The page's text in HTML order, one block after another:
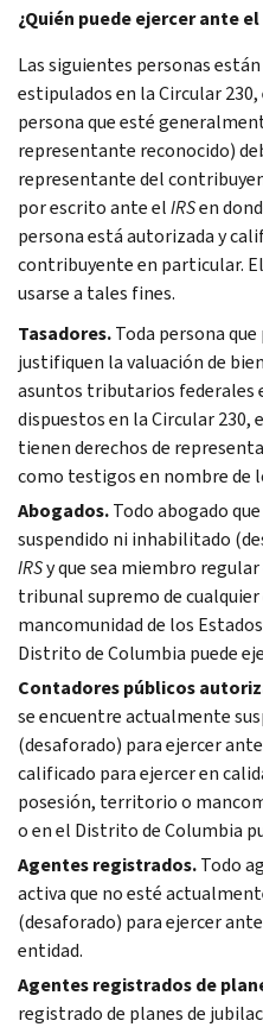
¿Quién puede ejercer ante el
Las siguientes personas
estipulados en la Circular
persona que esté
representante reconocido)
representante del
por escrito ante elIRSen
persona está autorizada y
contribuyente en particular.
usarse a tales fines.
Tasadores.Toda persona
justifiquen la valuación de
asuntos tributarios federales
dispuestos en la Circular 230,
tienen derechos de
como testigos en nombre de
Abogados.Todo abogado
suspendido ni inhabilitado
IRSy que sea miembro
tribunal supremo de
mancomunidad de los
Distrito de Columbia puede
Contadores públicos
se encuentre actualmente
(desaforado) para ejercer
calificado para ejercer en
posesión, territorio o
o en el Distrito de Columbia
Agentes registrados.Todo
activa que no esté
(desaforado) para ejercer
entidad.
Agentes registrados de
registrado de planes de